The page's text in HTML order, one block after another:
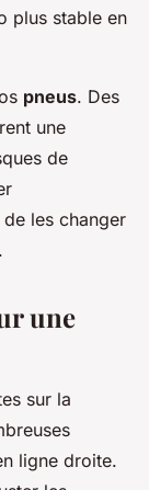
plus stable en
pneus. Des
une
de
les changer
une
sur la
ligne droite.